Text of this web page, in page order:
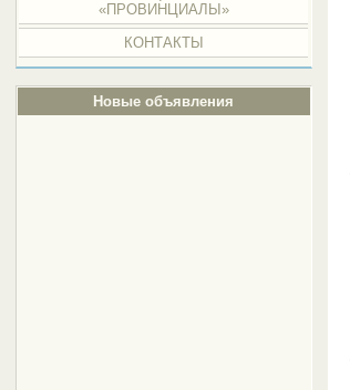
«ПРОВИНЦИАЛЫ»
КОНТАКТЫ
Новые объявления